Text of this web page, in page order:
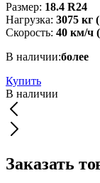
Размер: 18.4 R24
Нагрузка: 3075 кг
Скорость: 40 км/ч
В наличии:более
Купить
В наличии
Заказать